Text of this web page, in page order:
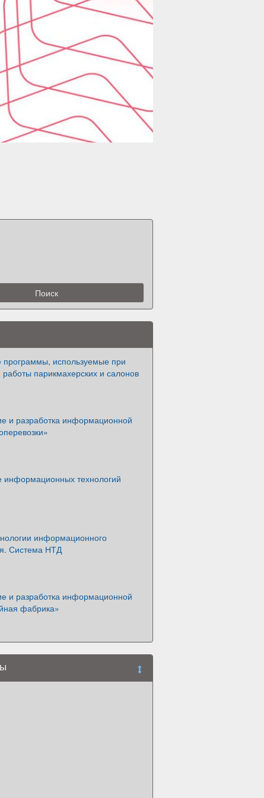
используемые при
работы парикмахерских и салонов
и разработка информационной
информационных технологий
информационного
Система НТД
и разработка информационной
фабрика»